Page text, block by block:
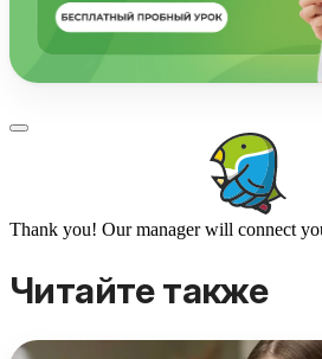
Thank you! Our manager will connect
Читайте также